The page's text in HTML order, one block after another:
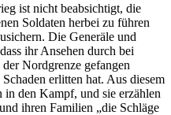
ist nicht beabsichtigt, die
Soldaten herbei zu führen
Die Generäle und
ihr Ansehen durch bei
Nordgrenze gefangen
erlitten hat. Aus diesem
in den Kampf, und sie erzählen
ihren Familien „die Schläge